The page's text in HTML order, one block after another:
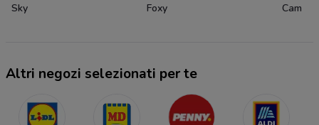
Sky Foxy Cam
Altri negozi selezionati per te